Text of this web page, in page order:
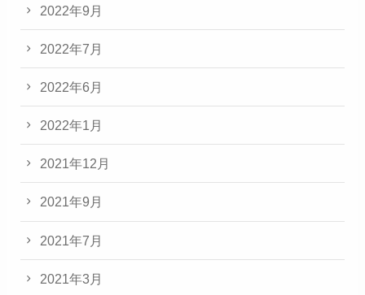
2022年9月
2022年7月
2022年6月
2022年1月
2021年12月
2021年9月
2021年7月
2021年3月